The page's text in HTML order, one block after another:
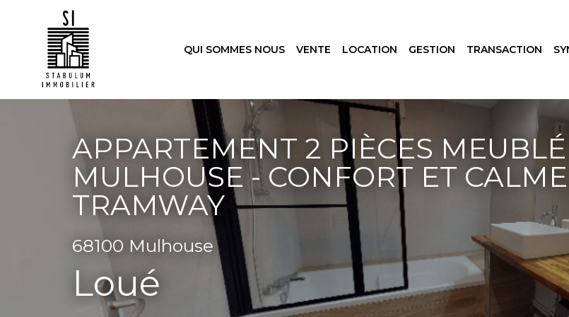
QUI SOMMES NOUS VENTE LOCATION GESTION TRANSACTION
APPARTEMENT 2 PIÈCES
MULHOUSE - CONFORT ET
TRAMWAY
68100 Mulhouse
Loué